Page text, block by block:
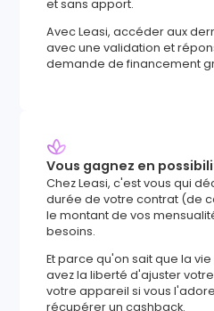
et sans apport.
Avec Leasi, accéder aux
avec une validation et
demande de financement
Vous gagnez en
Chez Leasi, c'est vous qui
durée de votre contrat (de
le montant de vos
besoins.
Et parce qu'on sait que la
avez la liberté d'ajuster
votre appareil si vous
récupérer un cashback.